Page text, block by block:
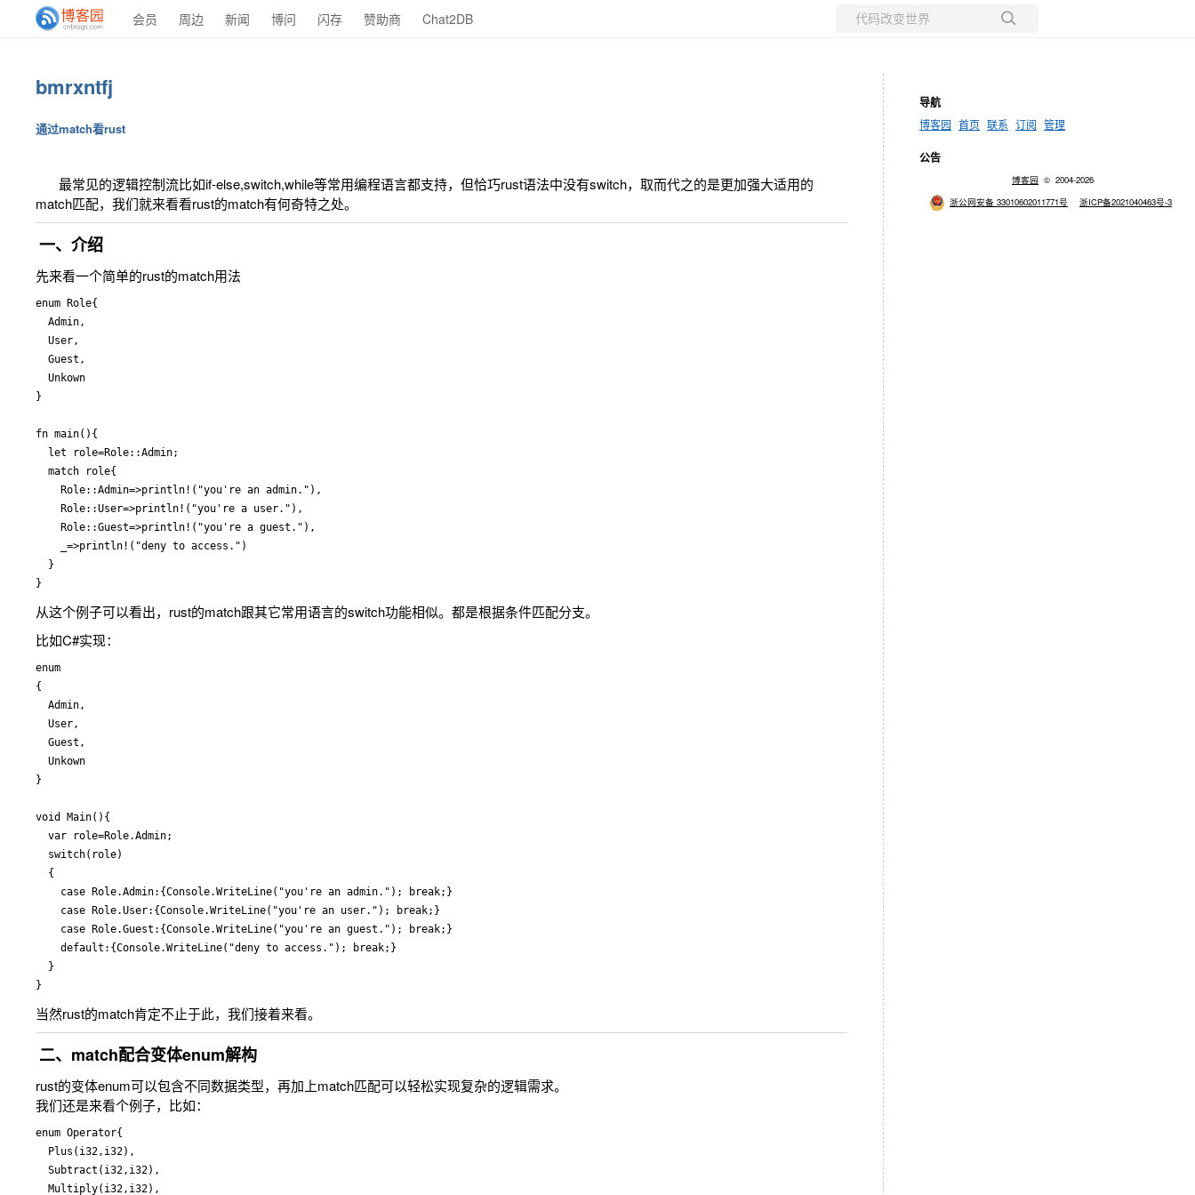
会员 周边 新闻 博问 闪存 赞助商 Chat2DB
bmrxntfj
通过match看rust
最常见的逻辑控制流比如if-else,switch,while等常用编程语言都支持，但恰巧rust语法中没有switch，取而代之的是更加强大适用的
match匹配，我们就来看看rust的match有何奇特之处。
一、介绍
先来看一个简单的rust的match用法
enum Role{
  Admin,
  User,
  Guest,
  Unkown
}
fn main(){
  let role=Role::Admin;
  match role{
    Role::Admin=>println!("you're an admin."),
    Role::User=>println!("you're a user."),
    Role::Guest=>println!("you're a guest."),
    _=>println!("deny to access.")
  }
从这个例子可以看出，rust的match跟其它常用语言的switch功能相似。都是根据条件匹配分支。
比如C#实现：
enum
{
  Admin,
  User,
  Guest,
  Unkown
}
void Main(){
  var role=Role.Admin;
  switch(role)
  {
    case Role.Admin:{Console.WriteLine("you're an admin."); break;}
    case Role.User:{Console.WriteLine("you're an user."); break;}
    case Role.Guest:{Console.WriteLine("you're an guest."); break;}
    default:{Console.WriteLine("deny to access."); break;}
  }
当然rust的match肯定不止于此，我们接着来看。
二、match配合变体enum解构
rust的变体enum可以包含不同数据类型，再加上match匹配可以轻松实现复杂的逻辑需求。
我们还是来看个例子，比如：
enum Operator{
  Plus(i32,i32),
  Subtract(i32,i32),
  Multiply(i32,i32),
导航
博客园 首页 联系 订阅 管理
公告
博客园 © 2004-2026
浙公网安备 33010602011771号
浙ICP备2021040463号-3